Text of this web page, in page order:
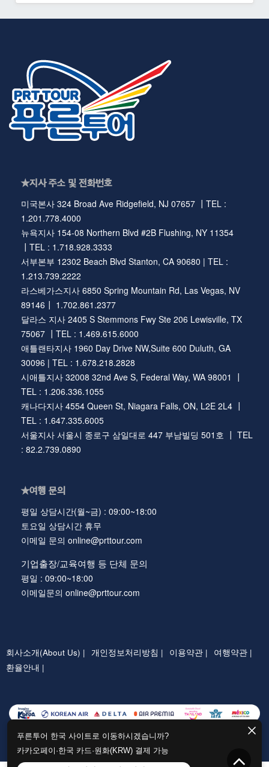
푸른투어 한국 사이트로 이동하시겠습니까?
카카오페이·한국 카드·원화(KRW) 결제 가능
★지사 주소 및 전화번호
미국본사 324 Broad Ave Ridgefield, NJ 07657 ┃TEL :
1.201.778.4000
뉴욕지사 154-08 Northern Blvd #2B Flushing, NY 11354
┃TEL : 1.718.928.3333
서부본부 12302 Beach Blvd Stanton, CA 90680 | TEL :
1.213.739.2222
라스베가스지사 6850 Spring Mountain Rd, Las Vegas, NV
89146┃ 1.702.861.2377
달라스 지사 2405 S Stemmons Fwy Ste 206 Lewisville, TX
75067 ┃TEL : 1.469.615.6000
애틀랜타지사 1960 Day Drive NW,Suite 600 Duluth, GA
30096 | TEL : 1.678.218.2828
시애틀지사 32008 32nd Ave S, Federal Way, WA 98001 ┃
TEL : 1.206.336.1055
캐나다지사 4554 Queen St, Niagara Falls, ON, L2E 2L4 ┃
TEL : 1.647.335.6005
서울지사 서울시 종로구 삼일대로 447 부남빌딩 501호 ┃ TEL
: 82.2.739.0890
★여행 문의
평일 상담시간(월~금) : 09:00~18:00
토요일 상담시간 휴무
이메일 문의 online@prttour.com
기업출장/교육여행 등 단체 문의
평일 : 09:00~18:00
이메일문의 online@prttour.com
회사소개(About Us) | 개인정보처리방침 | 이용약관 |
여행약관 |
환율안내 |